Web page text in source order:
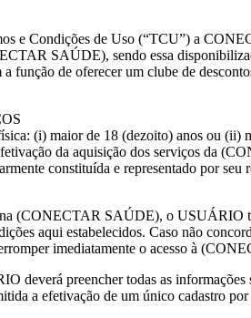
e Condições de Uso (“TCU”) a
SAÚDE), sendo essa
função de oferecer um clube de
(i) maior de 18 (dezoito) anos ou (ii)
da aquisição dos serviços da
constituída e representado por seu
na (CONECTAR SAÚDE), o USUÁRIO
aqui estabelecidos. Caso não
imediatamente o acesso à
deverá preencher todas as informações
a efetivação de um único cadastro